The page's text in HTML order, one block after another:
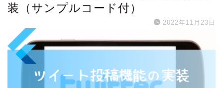
装（サンプルコード付）
2022年11月23日